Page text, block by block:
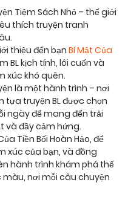
Tiệm Sách Nhỏ – thế giới
thích truyện tranh
thiệu đến bạn Bí Mật Của
BL kịch tính, lôi cuốn và
xúc khó quên.
là một hành trình – nơi
truyện BL được chọn
ngày để mang đến trải
và đầy cảm hứng.
Tiền Bối Hoàn Hảo, để
xúc của bạn, và đồng
hành trình khám phá thế
nơi mỗi câu chuyện